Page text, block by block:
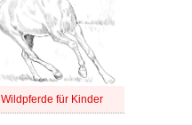
Wildpferde für Kinder